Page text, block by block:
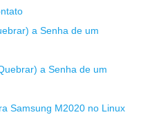
a Senha de um
a Senha de um
Samsung M2020 no Linux